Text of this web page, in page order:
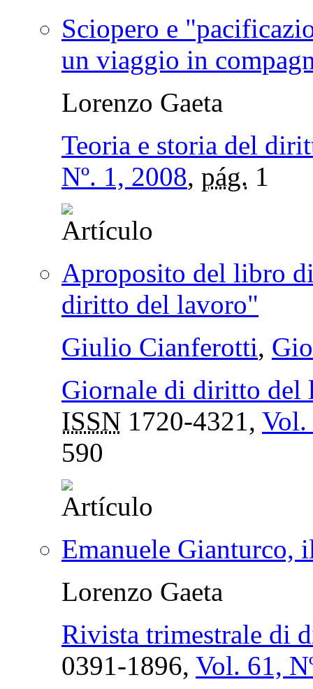
Sciopero e
un viaggio in
Lorenzo Gaeta
Teoria e storia del
Nº. 1, 2008, pág. 1
Aproposito del libro
diritto del lavoro"
Giulio Cianferotti,
Giornale di diritto del
ISSN 1720-4321, Vol.
590
Emanuele Gianturco,
Lorenzo Gaeta
Rivista trimestrale di
0391-1896, Vol. 61,